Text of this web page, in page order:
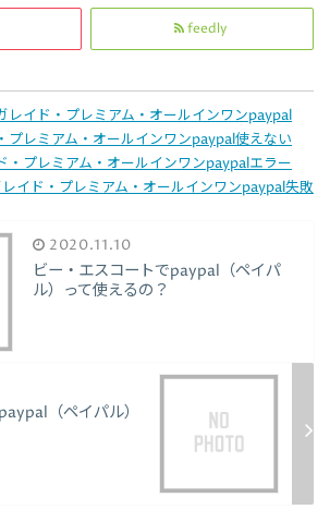
feedly
レイド・プレミアム・オールインワンpaypal
プレミアム・オールインワンpaypal使えない
・プレミアム・オールインワンpaypalエラー
レイド・プレミアム・オールインワンpaypal失敗
2020.11.10
ビー・エスコートでpaypal（ペイパ
ル）って使えるの？
（ペイパル）